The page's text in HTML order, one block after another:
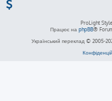
ProLight
Працює на phpBB®
Український переклад © 2005-